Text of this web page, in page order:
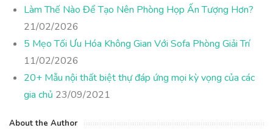
Làm Thế Nào Để Tạo Nên Phòng Họp Ấn Tượng Hơn?
21/02/2026
5 Mẹo Tối Ưu Hóa Không Gian Với Sofa Phòng Giải Trí
11/02/2026
20+ Mẫu nội thất biệt thự đáp ứng mọi kỳ vọng của các
gia chủ 23/09/2021
About the Author